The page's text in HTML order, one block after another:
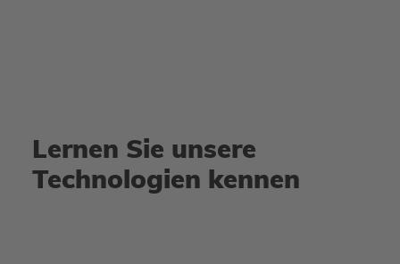
Lernen Sie unsere
Technologien kennen